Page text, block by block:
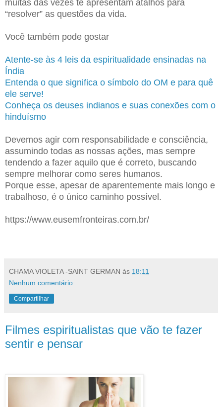
muitas das vezes te apresentam atalhos para
“resolver” as questões da vida.
Você também pode gostar
Atente-se às 4 leis da espiritualidade ensinadas na
Índia
Entenda o que significa o símbolo do OM e para quê
ele serve!
Conheça os deuses indianos e suas conexões com o
hinduísmo
Devemos agir com responsabilidade e consciência,
assumindo todas as nossas ações, mas sempre
tendendo a fazer aquilo que é correto, buscando
sempre melhorar como seres humanos.
Porque esse, apesar de aparentemente mais longo e
trabalhoso, é o único caminho possível.
https://www.eusemfronteiras.com.br/
CHAMA VIOLETA -SAINT GERMAN às 18:11
Nenhum comentário:
Compartilhar
Filmes espiritualistas que vão te fazer
sentir e pensar